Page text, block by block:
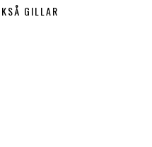
GILLAR